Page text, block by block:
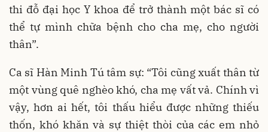
thi đỗ đại học Y khoa để trở thành một bác sĩ có
thể tự mình chữa bệnh cho cha mẹ, cho người
thân”.
Ca sĩ Hàn Minh Tú tâm sự: “Tôi cũng xuất thân từ
một vùng quê nghèo khó, cha mẹ vất vả. Chính vì
vậy, hơn ai hết, tôi thấu hiểu được những thiếu
thốn, khó khăn và sự thiệt thòi của các em nhỏ